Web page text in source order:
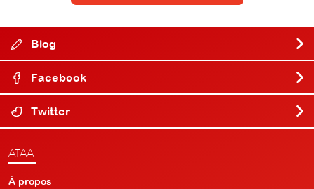
Blog
Facebook
Twitter
ATAA
À propos